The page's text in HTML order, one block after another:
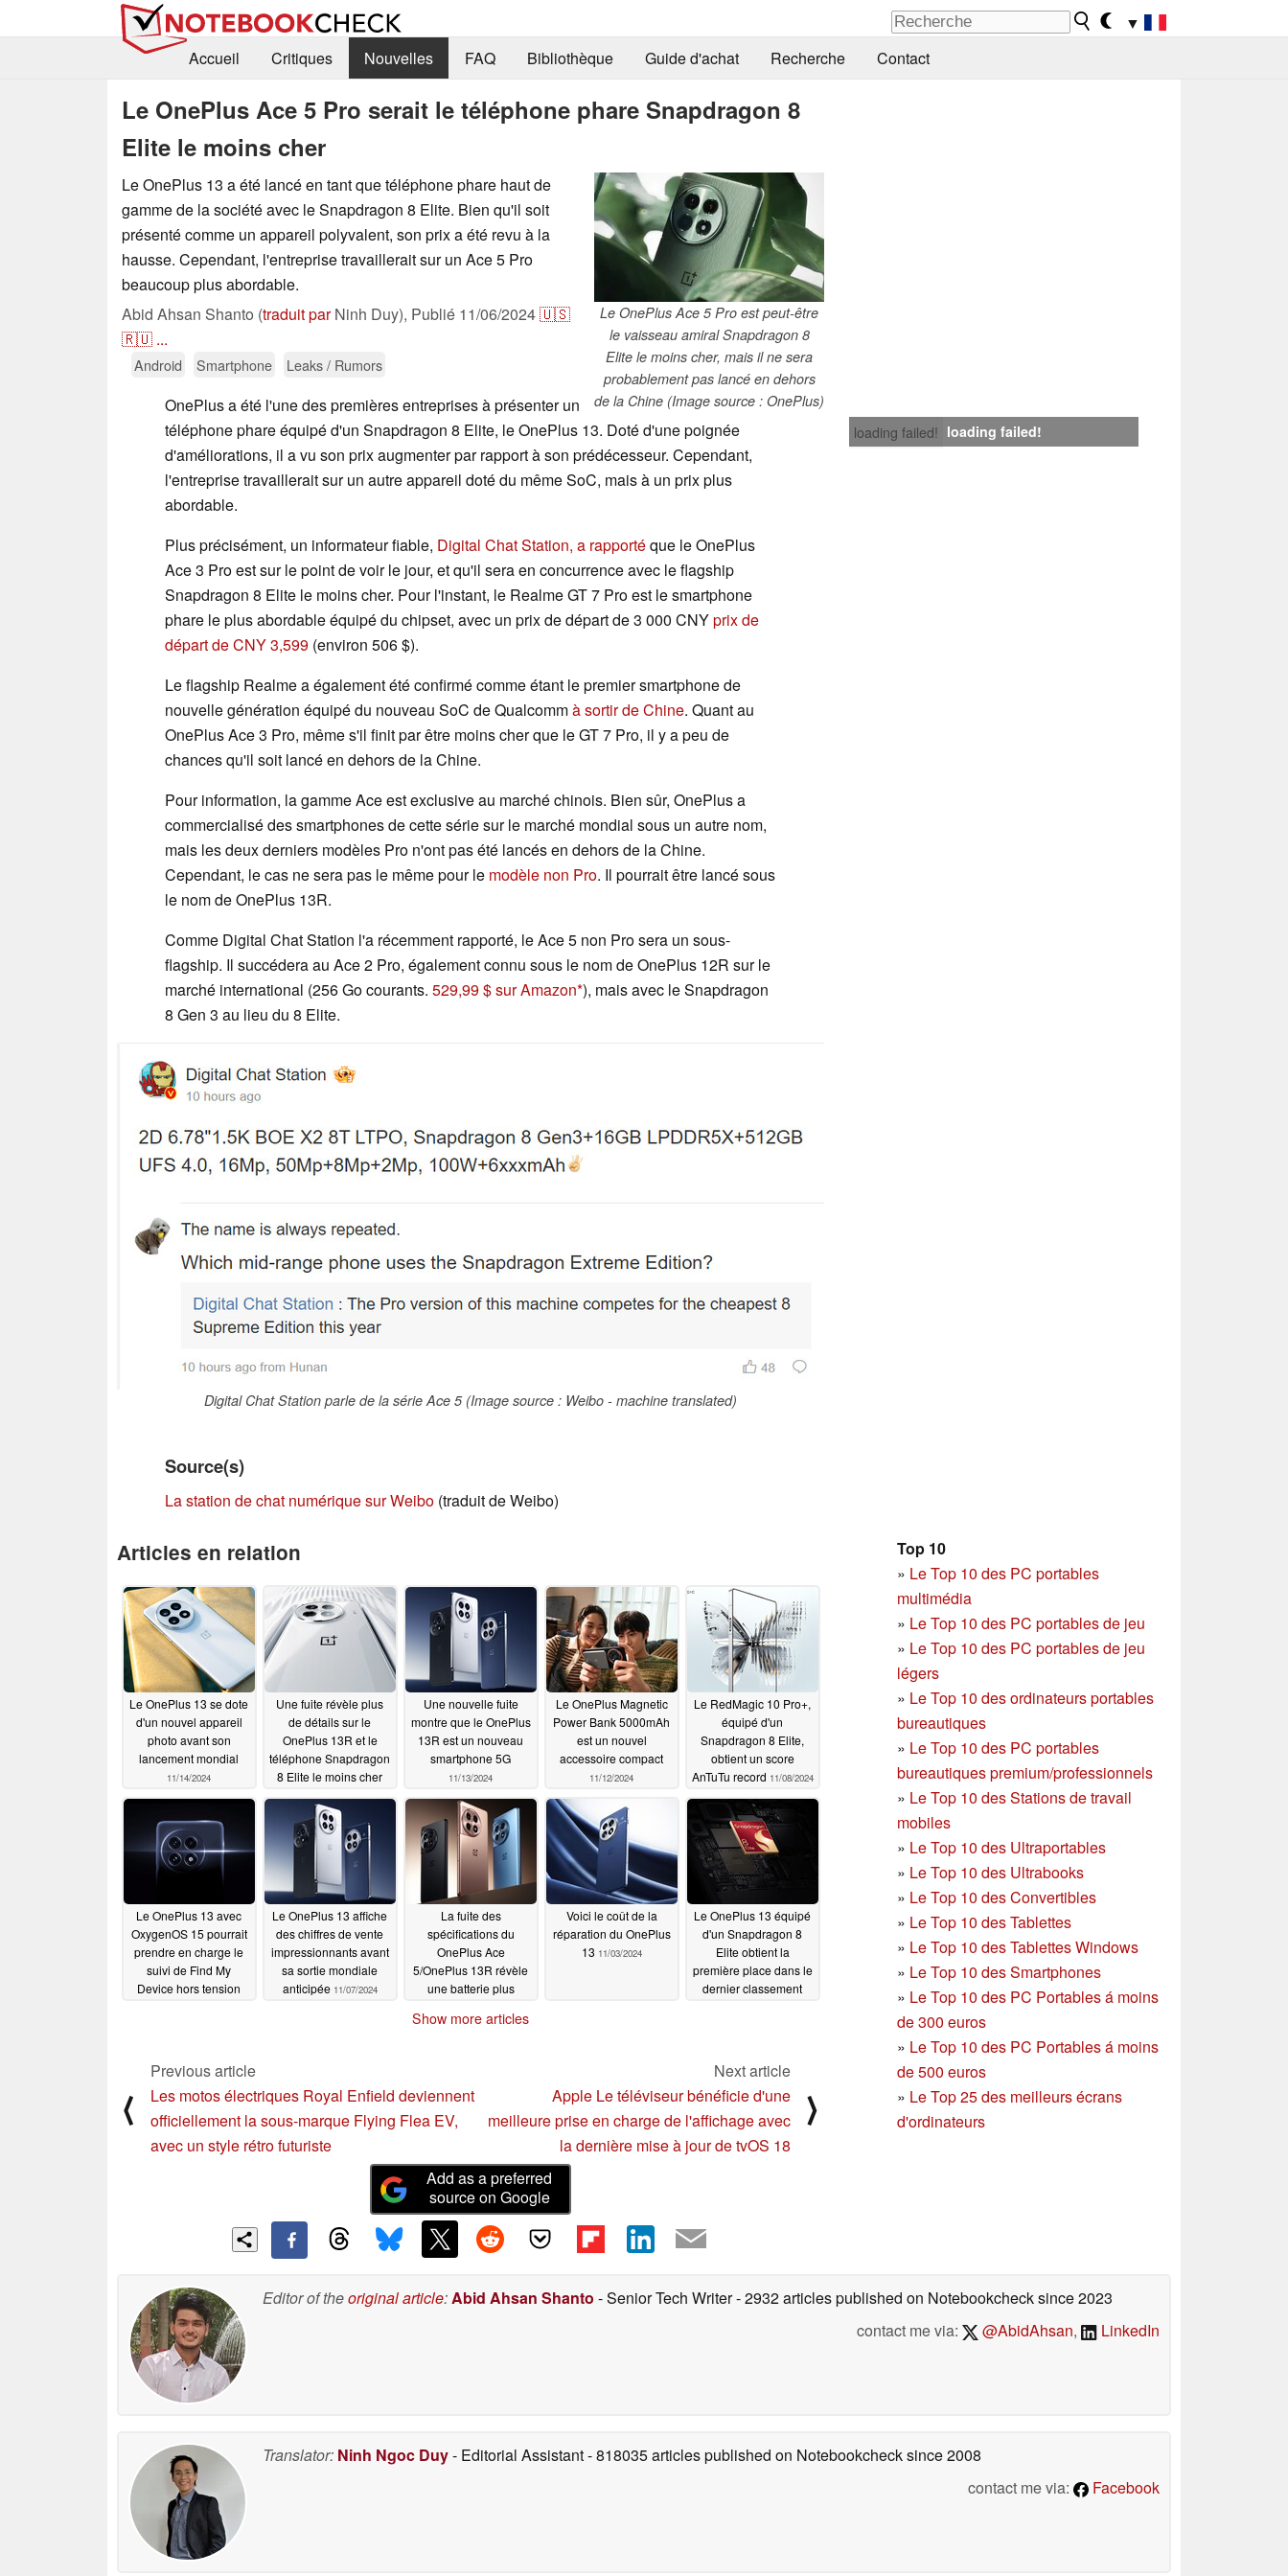
▼
Accueil
Critiques Nouvelles FAQ Bibliothèque Guide d'achat Recherche Contact
Le OnePlus Ace 5 Pro serait le téléphone phare Snapdragon 8
Elite le moins cher
Le OnePlus Ace 5 Pro est peut-être
le vaisseau amiral Snapdragon 8
Elite le moins cher, mais il ne sera
probablement pas lancé en dehors
de la Chine (Image source : OnePlus)
Le OnePlus 13 a été lancé en tant que téléphone phare haut de
gamme de la société avec le Snapdragon 8 Elite. Bien qu'il soit
présenté comme un appareil polyvalent, son prix a été revu à la
hausse. Cependant, l'entreprise travaillerait sur un Ace 5 Pro
beaucoup plus abordable.
Abid Ahsan Shanto (traduit parNinh Duy), Publié 11/06/2024🇺🇸
🇷🇺 ...
Android Smartphone Leaks / Rumors
loading failed! loading failed!
OnePlus a été l'une des premières entreprises à présenter un
téléphone phare équipé d'un Snapdragon 8 Elite, le OnePlus 13. Doté d'une poignée
d'améliorations, il a vu son prix augmenter par rapport à son prédécesseur. Cependant,
l'entreprise travaillerait sur un autre appareil doté du même SoC, mais à un prix plus
abordable.
Plus précisément, un informateur fiable, Digital Chat Station, a rapportéque le OnePlus
Ace 3 Pro est sur le point de voir le jour, et qu'il sera en concurrence avec le flagship
Snapdragon 8 Elite le moins cher. Pour l'instant, le Realme GT 7 Pro est le smartphone
phare le plus abordable équipé du chipset, avec un prix de départ de 3 000 CNYprix de
départ de CNY 3,599 (environ 506 $).
Le flagship Realme a également été confirmé comme étant le premier smartphone de
nouvelle génération équipé du nouveau SoC de Qualcommà sortir de Chine. Quant au
OnePlus Ace 3 Pro, même s'il finit par être moins cher que le GT 7 Pro, il y a peu de
chances qu'il soit lancé en dehors de la Chine.
Pour information, la gamme Ace est exclusive au marché chinois. Bien sûr, OnePlus a
commercialisé des smartphones de cette série sur le marché mondial sous un autre nom,
mais les deux derniers modèles Pro n'ont pas été lancés en dehors de la Chine.
Cependant, le cas ne sera pas le même pour le modèle non Pro. Il pourrait être lancé sous
le nom de OnePlus 13R.
Comme Digital Chat Station l'a récemment rapporté, le Ace 5 non Pro sera un sous-
flagship. Il succédera au Ace 2 Pro, également connu sous le nom de OnePlus 12R sur le
marché international (256 Go courants. 529,99 $ sur Amazon ), mais avec le Snapdragon
8 Gen 3 au lieu du 8 Elite.
Digital Chat Station parle de la série Ace 5 (Image source : Weibo - machine translated)
Source(s)
La station de chat numérique sur Weibo (traduit de Weibo)
Top 10
» Le Top 10 des PC portables
multimédia
» Le Top 10 des PC portables de jeu
» Le Top 10 des PC portables de jeu
légers
» Le Top 10 des ordinateurs portables
bureautiques
» Le Top 10 des PC portables
bureautiques premium/professionnels
» Le Top 10 des Stations de travail
mobiles
» Le Top 10 des Ultraportables
» Le Top 10 des Ultrabooks
» Le Top 10 des Convertibles
» Le Top 10 des Tablettes
» Le Top 10 des Tablettes Windows
» Le Top 10 des Smartphones
» Le Top 10 des PC Portables á moins
de 300 euros
» Le Top 10 des PC Portables á moins
de 500 euros
» Le Top 25 des meilleurs écrans
d'ordinateurs
Articles en relation
Le OnePlus 13 se dote
d'un nouvel appareil
photo avant son
lancement mondial
11/14/2024
Une fuite révèle plus
de détails sur le
OnePlus 13R et le
téléphone Snapdragon
8 Elite le moins cher
11/14/2024
Une nouvelle fuite
montre que le OnePlus
13R est un nouveau
smartphone 5G
11/13/2024
Le OnePlus Magnetic
Power Bank 5000mAh
est un nouvel
accessoire compact
11/12/2024
Le RedMagic 10 Pro+,
équipé d'un
Snapdragon 8 Elite,
obtient un score
AnTuTu record 11/08/2024
Le OnePlus 13 avec
OxygenOS 15 pourrait
prendre en charge le
suivi de Find My
Device hors tension
Le OnePlus 13 affiche
des chiffres de vente
impressionnants avant
sa sortie mondiale
anticipée 11/07/2024
La fuite des
spécifications du
OnePlus Ace
5/OnePlus 13R révèle
une batterie plus
appareils photo
Voici le coût de la
réparation du OnePlus
13 11/03/2024
Le OnePlus 13 équipé
d'un Snapdragon 8
Elite obtient la
première place dans le
dernier classement
Show more articles
⟨
Previous article
Les motos électriques Royal Enfield deviennent
officiellement la sous-marque Flying Flea EV,
avec un style rétro futuriste
Next article
Apple Le téléviseur bénéficie d'une
meilleure prise en charge de l'affichage avec
la dernière mise à jour de tvOS 18
⟩
Add as a preferred
source on Google
Editor of theoriginal article:Abid Ahsan Shanto - Senior Tech Writer- 2932 articles published on Notebookchecksince 2023
contact me via:
@AbidAhsan, LinkedIn
Translator: Ninh Ngoc Duy- Editorial Assistant- 818035 articles published on Notebookchecksince 2008
contact me via:
Facebook